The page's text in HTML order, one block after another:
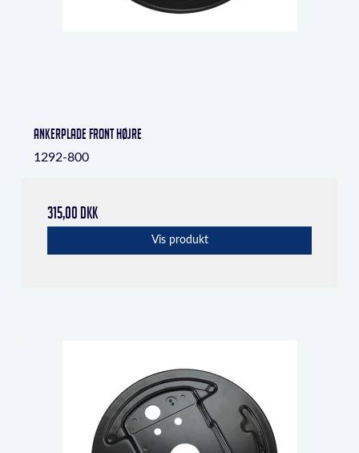
Ankerplade front højre
1292-800
315,00 DKK
Vis produkt